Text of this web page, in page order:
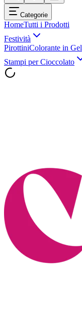
Categorie
HomeTutti i Prodotti
Festività
PirottiniColorante in Gel
Stampi per Cioccolato